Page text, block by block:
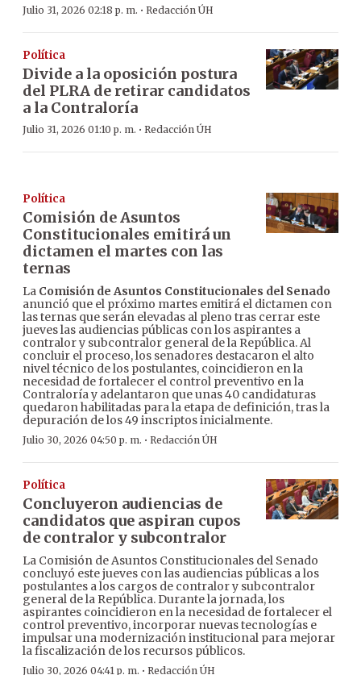
Julio 31, 2026 02:18 p. m. · Redacción ÚH
Política
Divide a la oposición postura
del PLRA de retirar candidatos
a la Contraloría
Julio 31, 2026 01:10 p. m. · Redacción ÚH
Política
Comisión de Asuntos
Constitucionales emitirá un
dictamen el martes con las
ternas
La Comisión de Asuntos Constitucionales del Senado
anunció que el próximo martes emitirá el dictamen con
las ternas que serán elevadas al pleno tras cerrar este
jueves las audiencias públicas con los aspirantes a
contralor y subcontralor general de la República. Al
concluir el proceso, los senadores destacaron el alto
nivel técnico de los postulantes, coincidieron en la
necesidad de fortalecer el control preventivo en la
Contraloría y adelantaron que unas 40 candidaturas
quedaron habilitadas para la etapa de definición, tras la
depuración de los 49 inscriptos inicialmente.
Julio 30, 2026 04:50 p. m. · Redacción ÚH
Política
Concluyeron audiencias de
candidatos que aspiran cupos
de contralor y subcontralor
La Comisión de Asuntos Constitucionales del Senado
concluyó este jueves con las audiencias públicas a los
postulantes a los cargos de contralor y subcontralor
general de la República. Durante la jornada, los
aspirantes coincidieron en la necesidad de fortalecer el
control preventivo, incorporar nuevas tecnologías e
impulsar una modernización institucional para mejorar
la fiscalización de los recursos públicos.
Julio 30, 2026 04:41 p. m. · Redacción ÚH